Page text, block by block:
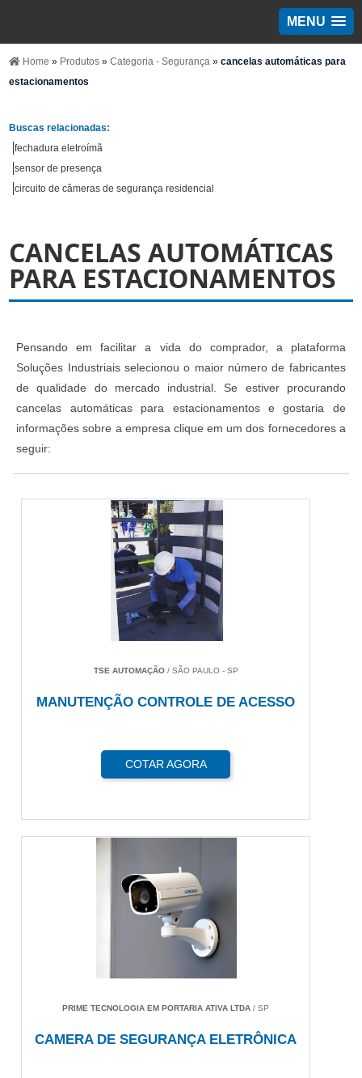
MENU
Home » Produtos»Categoria - Segurança»cancelas automáticas para
estacionamentos
Buscas relacionadas:
fechadura eletroímã
sensor de presença
circuito de câmeras de segurança residencial
CANCELAS AUTOMÁTICAS
PARA ESTACIONAMENTOS
Pensando em facilitar a vida do comprador, a plataforma
Soluções Industriais selecionou o maior número de fabricantes
de qualidade do mercado industrial. Se estiver procurando
cancelas automáticas para estacionamentos e gostaria de
informações sobre a empresa clique em um dos fornecedores a
seguir:
TSE AUTOMAÇÃO/ SÃO PAULO - SP
MANUTENÇÃO CONTROLE DE ACESSO
COTAR AGORA
PRIME TECNOLOGIA EM PORTARIA ATIVA LTDA / SP
CAMERA DE SEGURANÇA ELETRÔNICA